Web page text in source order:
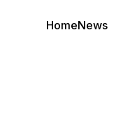
HomeNews